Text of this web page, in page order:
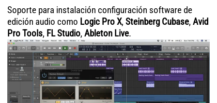
Soporte para instalación configuración software de
edición audio como Logic Pro X, Steinberg Cubase, Avid
Pro Tools, FL Studio, Ableton Live.